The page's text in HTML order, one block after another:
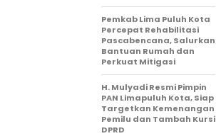
Pemkab Lima Puluh Kota
Percepat Rehabilitasi
Pascabencana, Salurkan
Bantuan Rumah dan
Perkuat Mitigasi
H. Mulyadi Resmi Pimpin
PAN Limapuluh Kota, Siap
Targetkan Kemenangan
Pemilu dan Tambah Kursi
DPRD